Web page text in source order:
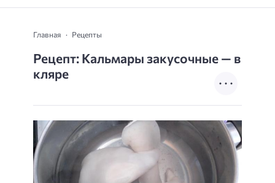
Главная Рецепты
Рецепт: Кальмары закусочные — в
кляре